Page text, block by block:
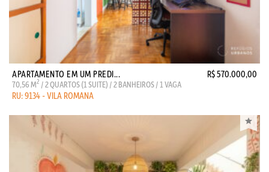
APARTAMENTO EM UM PREDI... R$ 570.000,00
70,56 M2 / 2 QUARTOS (1 SUITE) / 2 BANHEIROS / 1 VAGA
RU: 9134 - VILA ROMANA